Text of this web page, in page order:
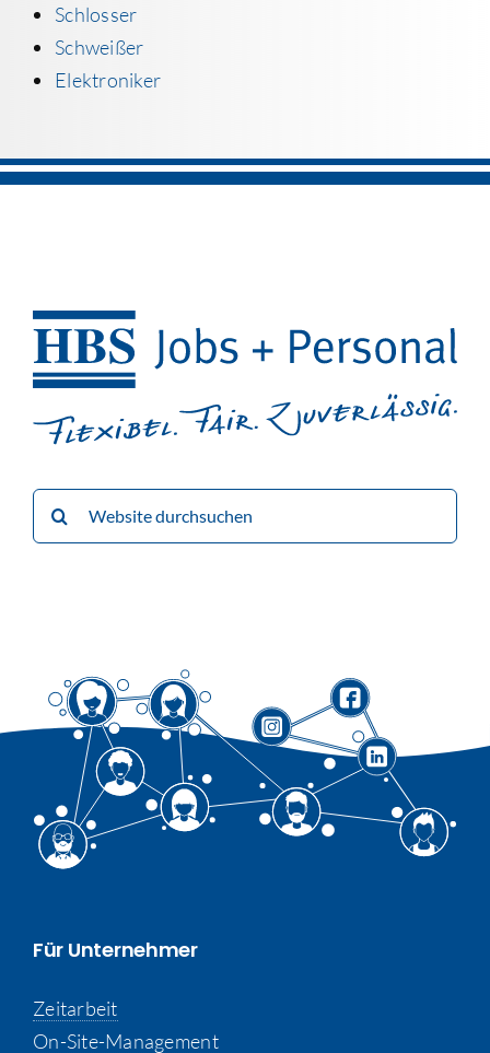
Schlosser
Schweißer
Elektroniker
Suche
nach:
Für Unternehmer
Zeitarbeit
On-Site-Management